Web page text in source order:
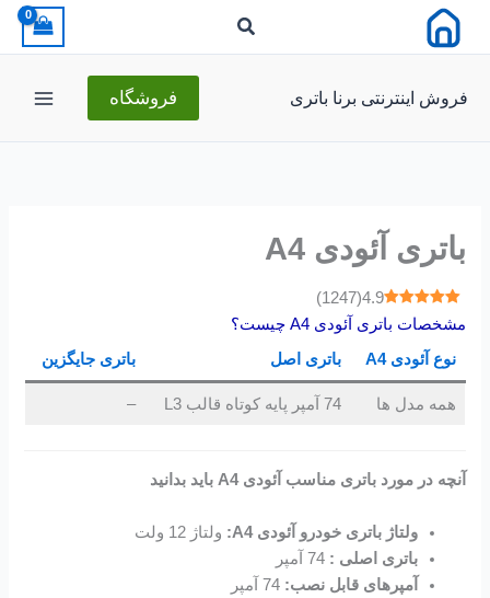
فروش اینترنتی برنا باتری فروشگاه
باتری آئودی A4
4.9
(
1247
)
مشخصات باتری آئودی A4 چیست؟
نوع آئودی A4
باتری اصل باتری جایگزین
همه مدل ها 74 آمپر پایه کوتاه قالب L3 –
آنچه در مورد باتری مناسب آئودی A4 باید بدانید
ولتاژ باتری خودرو آئودی A4:
ولتاژ 12 ولت
باتری اصلی : 74 آمپر
آمپرهای قابل نصب: 74 آمپر